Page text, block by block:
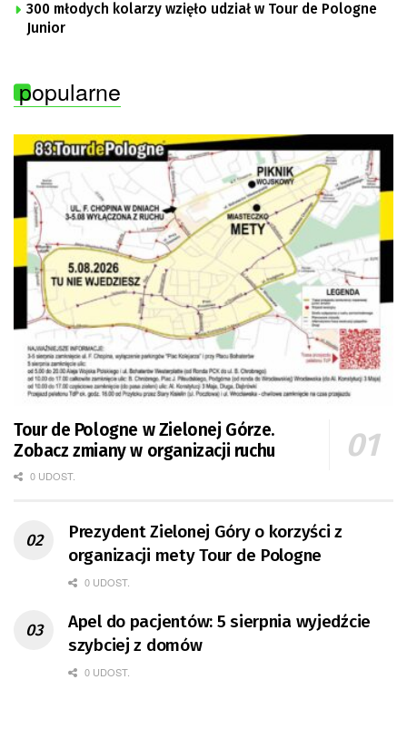
300 młodych kolarzy wzięło udział w Tour de Pologne
Junior
popularne
Tour de Pologne w Zielonej Górze.
Zobacz zmiany w organizacji ruchu
0 UDOST.
Prezydent Zielonej Góry o korzyści z
organizacji mety Tour de Pologne
0 UDOST.
Apel do pacjentów: 5 sierpnia wyjedźcie
szybciej z domów
0 UDOST.